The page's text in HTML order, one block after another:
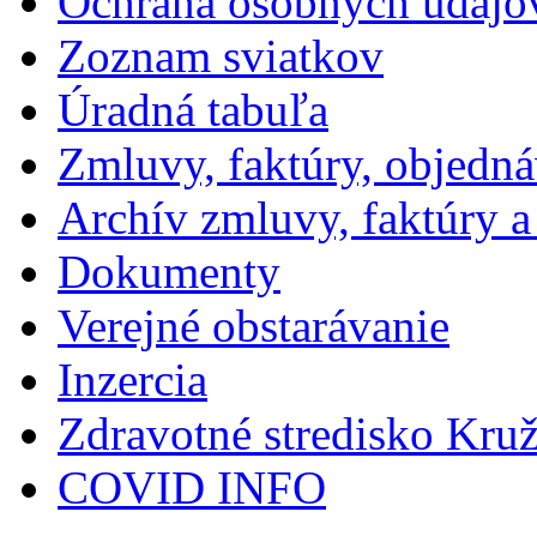
Zoznam sviatkov
Úradná tabuľa
Zmluvy, faktúry,
Archív zmluvy, faktúry
Dokumenty
Verejné obstarávanie
Inzercia
Zdravotné stredisko
COVID INFO